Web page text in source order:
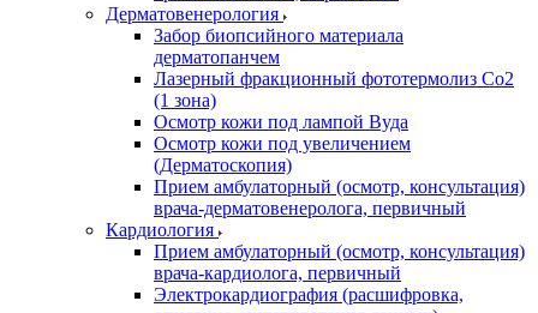
Дерматовенерология
Забор биопсийного материала
дерматопанчем
Лазерный фракционный фототермолиз Со2
(1 зона)
Осмотр кожи под лампой Вуда
Осмотр кожи под увеличением
(Дерматоскопия)
Прием амбулаторный (осмотр, консультация)
врача-дерматовенеролога, первичный
Кардиология
Прием амбулаторный (осмотр, консультация)
врача-кардиолога, первичный
Электрокардиография (расшифровка,